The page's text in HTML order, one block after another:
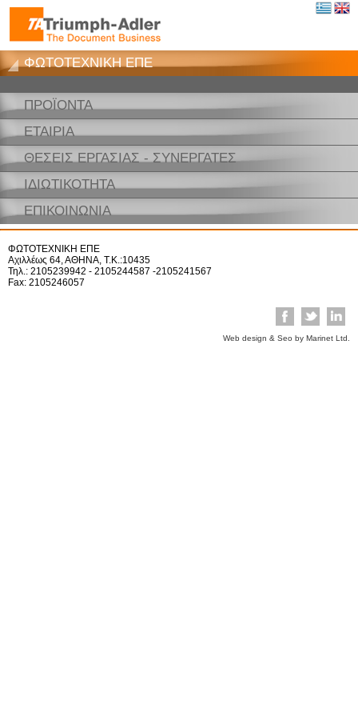
ΦΩΤΟΤΕΧΝΙΚΗ ΕΠΕ
ΠΡΟΪΟΝΤΑ
ΕΤΑΙΡΙΑ
ΘΕΣΕΙΣ ΕΡΓΑΣΙΑΣ - ΣΥΝΕΡΓΑΤΕΣ
ΙΔΙΩΤΙΚΟΤΗΤΑ
ΕΠΙΚΟΙΝΩΝΙΑ
ΦΩΤΟΤΕΧΝΙΚΗ ΕΠΕ
Αχιλλέως 64, ΑΘΗΝΑ, Τ.Κ.:10435
Τηλ.: 2105239942 - 2105244587 -2105241567
Fax: 2105246057
Web design & Seo by Marinet Ltd.